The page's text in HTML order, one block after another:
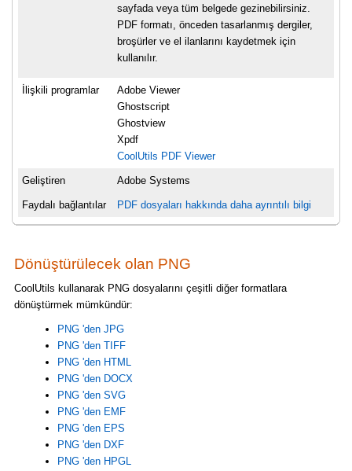
sayfada veya tüm belgede gezinebilirsiniz.
PDF formatı, önceden tasarlanmış dergiler,
broşürler ve el ilanlarını kaydetmek için
kullanılır.
İlişkili programlar
Adobe Viewer
Ghostscript
Ghostview
Xpdf
CoolUtils PDF Viewer
Geliştiren Adobe Systems
Faydalı bağlantılar PDF dosyaları hakkında daha ayrıntılı bilgi
Dönüştürülecek olan PNG
CoolUtils kullanarak PNG dosyalarını çeşitli diğer formatlara
dönüştürmek mümkündür:
PNG 'den JPG
PNG 'den TIFF
PNG 'den HTML
PNG 'den DOCX
PNG 'den SVG
PNG 'den EMF
PNG 'den EPS
PNG 'den DXF
PNG 'den HPGL